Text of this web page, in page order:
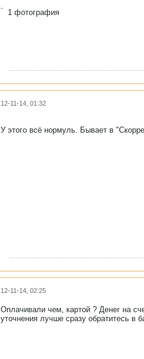
1 фотография
12-11-14, 01:32
У этого всё нормуль. Бывает в
12-11-14, 02:25
Оплачивали чем, картой ? Денег на
уточнения лучше сразу обратитесь в